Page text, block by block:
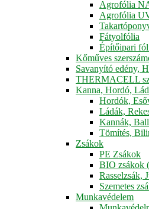
Agrofólia
Agrofólia
Fátyolfólia
Építőipari
Kőműves
Savanyító edény,
THERMACELL
Kanna, Hordó,
Hordók,
Ládák,
Kannák,
Tömítés,
Zsákok
PE Zsákok
BIO zsákok
Rasselzsák,
Szemetes
Munkavédelem